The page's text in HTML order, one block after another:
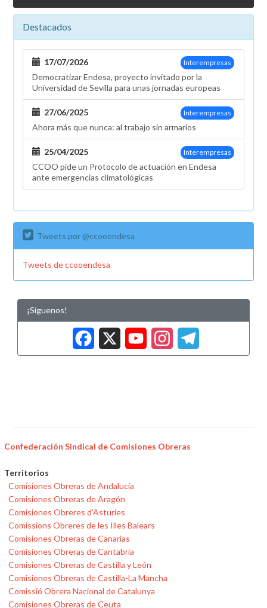
Destacados
Interempresas
17/07/2026
Democratizar Endesa, proyecto invitado por la
Universidad de Sevilla para unas jornadas europeas
Interempresas
27/06/2025
Ahora más que nunca: al trabajo sin armarios
Interempresas
25/04/2025
CCOO pide un Protocolo de actuación en Endesa
ante emergencias climatológicas
Tweets por @ccooendesa
Tweets de ccooendesa
¡Síguenos!
Facebook
X
Confederación Sindical de Comisiones Obreras
Territorios
Comisiones Obreras de Andalucía
Comisiones Obreras de Aragón
Comisiones Obreres d'Asturies
Comissions Obreres de les Illes Balears
Comisiones Obreras de Canarias
Comisiones Obreras de Cantabria
Comisiones Obreras de Castilla y León
Comisiones Obreras de Castilla-La Mancha
Comissió Obrera Nacional de Catalunya
Comisiones Obreras de Ceuta